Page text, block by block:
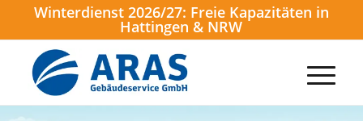
Winterdienst 2026/27: Freie Kapazitäten in
Hattingen & NRW